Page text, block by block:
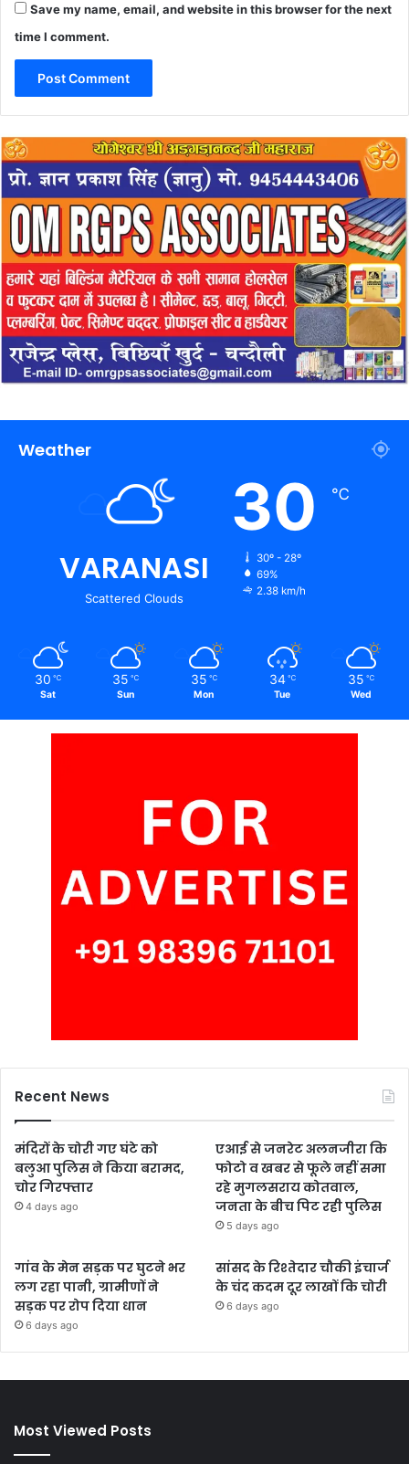
Save my name, email, and website in this browser for the next
time I comment.
Weather
VARANASI
Scattered Clouds
30 ℃
30º - 28º
69%
2.38 km/h
30 ℃
Sat
35 ℃
Sun
35 ℃
Mon
34 ℃
Tue
35 ℃
Wed
Recent News
मंदिरों के चोरी गए घंटे को
बलुआ पुलिस ने किया बरामद,
चोर गिरफ्तार
4 days ago
एआई से जनरेट अलनजीरा कि
फोटो व खबर से फूले नहीं समा
रहे मुगलसराय कोतवाल,
जनता के बीच पिट रही पुलिस
5 days ago
गांव के मेन सड़क पर घुटने भर
लग रहा पानी, ग्रामीणों ने
सड़क पर रोप दिया धान
6 days ago
सांसद के रिश्तेदार चौकी इंचार्ज
के चंद कदम दूर लाखों कि चोरी
6 days ago
Most Viewed Posts